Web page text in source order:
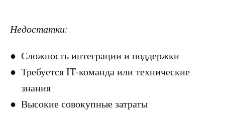
Недостатки:
Сложность интеграции и поддержки
Требуется IT-команда или технические
знания
Высокие совокупные затраты